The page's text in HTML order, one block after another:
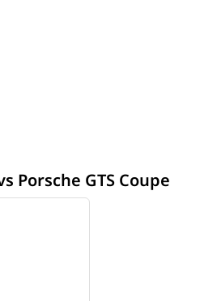
Porsche GTS Coupe